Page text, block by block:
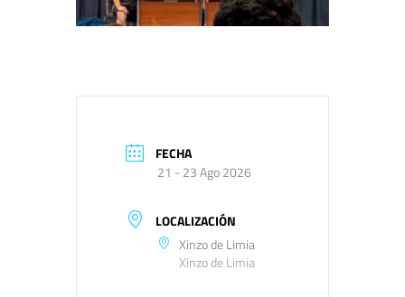
FECHA
21 - 23 Ago 2026
LOCALIZACIÓN
Xinzo de Limia
Xinzo de Limia